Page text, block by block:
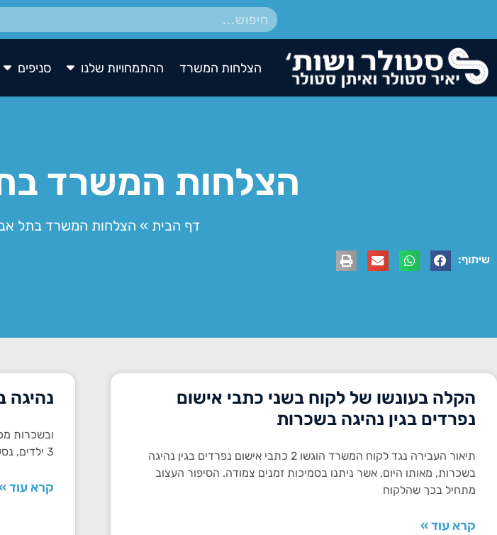
הצלחות המשרד ההתמחויות שלנו סניפים
הצלחות המשרד
דף הבית » הצלחות המשרד בתל
שיתוף:
הקלה בעונשו של לקוח בשני כתבי אישום
נפרדים בגין נהיגה בשכרות
תיאור העבירה נגד לקוח המשרד הוגשו 2 כתבי אישום נפרדים בגין נהיגה
בשכרות, מאותו היום, אשר ניתנו בסמיכות זמנים צמודה. הסיפור העצוב
מתחיל בכך שהלקוח
קרא עוד »
נהיגה
3 ילדים, נסע באיילון לכיוון דרום במהירות מופרזת של 171 קמ"ש ומסיבות
קרא עוד